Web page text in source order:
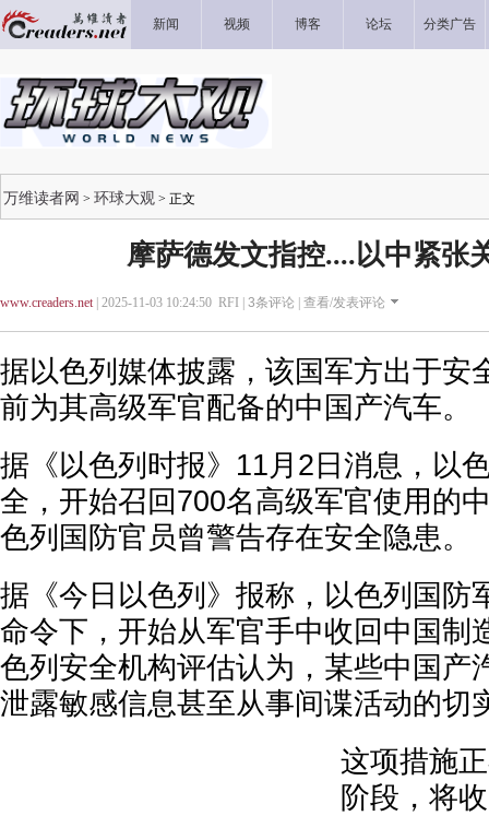
新闻 视频 博客 论坛 分类广告
万维读者网 > 环球大观 > 正文
摩萨德发文指控....以中紧张
www.creaders.net| 2025-11-03 10:24:50 RFI | 3条评论 | 查看/发表评论
据以色列媒体披露，该国军方出于安
前为其高级军官配备的中国产汽车。
据《以色列时报》11月2日消息，以
全，开始召回700名高级军官使用的
色列国防官员曾警告存在安全隐患。
据《今日以色列》报称，以色列国防
命令下，开始从军官手中收回中国制
色列安全机构评估认为，某些中国产
泄露敏感信息甚至从事间谍活动的切
这项措施
阶段，将